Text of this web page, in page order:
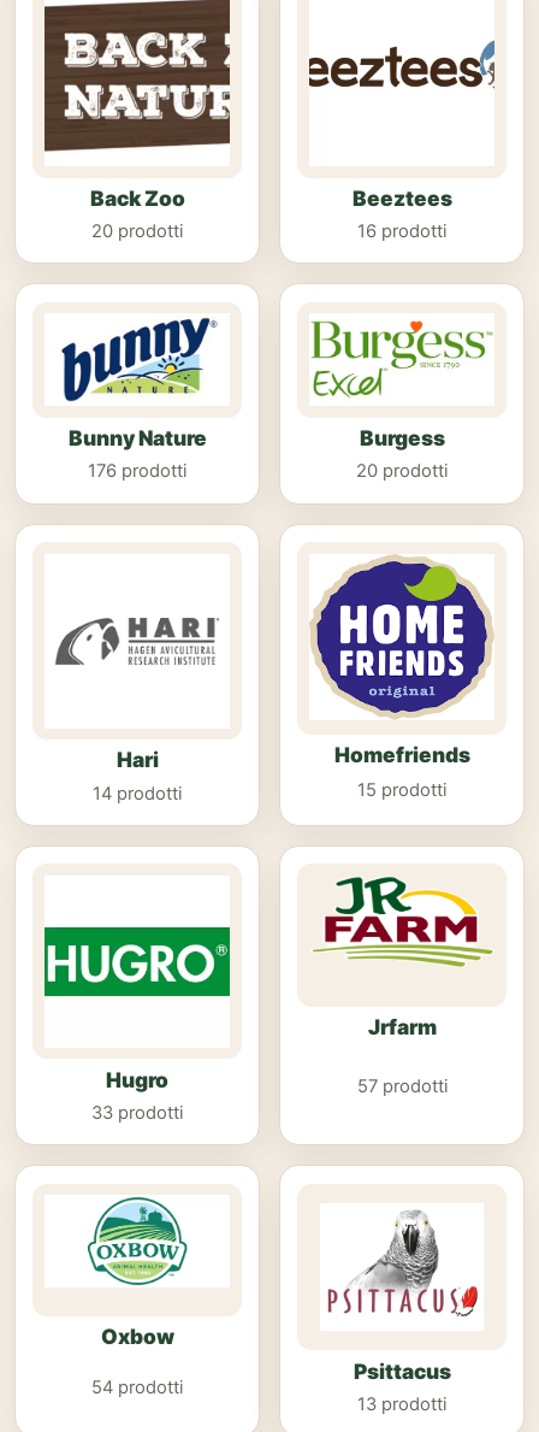
Back Zoo
20 prodotti
Beeztees
16 prodotti
Bunny Nature
176 prodotti
Burgess
20 prodotti
Hari
14 prodotti
Homefriends
15 prodotti
Hugro
33 prodotti
Jrfarm
57 prodotti
Oxbow
54 prodotti
Psittacus
13 prodotti